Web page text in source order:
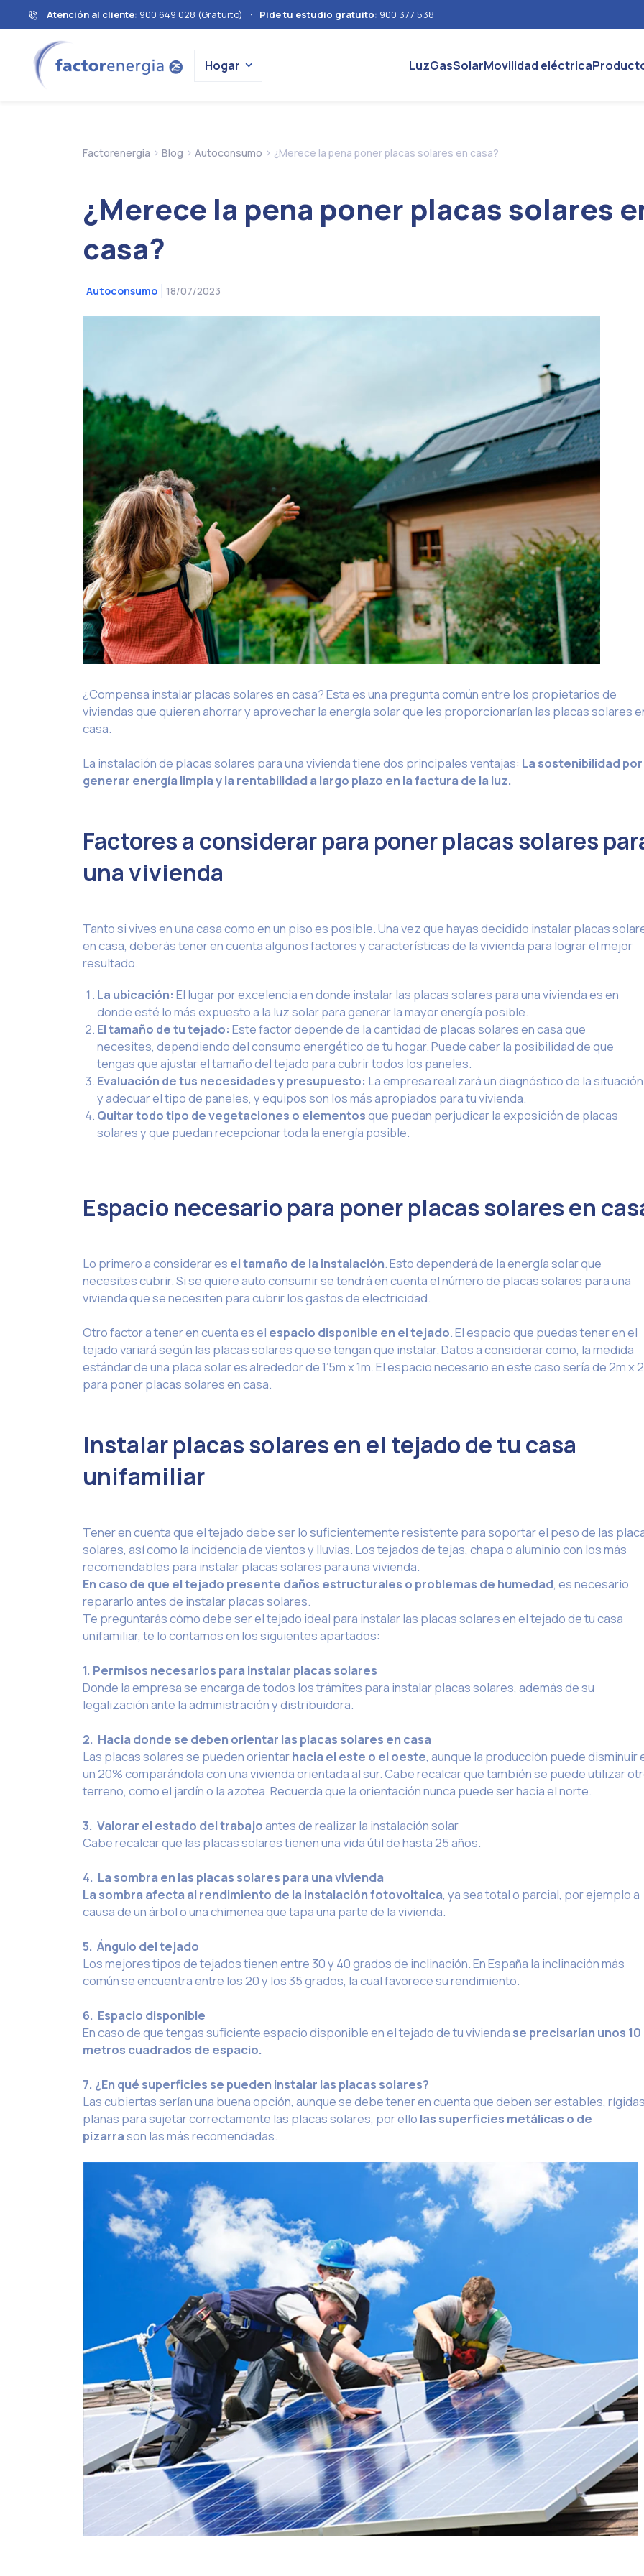
Atención al cliente: 900 649 028 (Gratuito) · Pide tu estudio gratuito: 900 377 538
Hogar LuzGasSolarMovilidad eléctrica
Factorenergia > Blog > Autoconsumo > ¿Merece la pena poner placas solares en casa?
¿Merece la pena poner placas solares
casa?
Autoconsumo 18/07/2023
¿Compensa instalar placas solares en casa? Esta es una pregunta común entre los propietarios de
viviendas que quieren ahorrar y aprovechar la energía solar que les proporcionarían las placas solares
casa.
La instalación de placas solares para una vivienda tiene dos principales ventajas: La sostenibilidad por
generar energía limpia y la rentabilidad a largo plazo en la factura de la luz.
Factores a considerar para poner placas solares
una vivienda
Tanto si vives en una casa como en un piso es posible. Una vez que hayas decidido instalar placas
en casa, deberás tener en cuenta algunos factores y características de la vivienda para lograr el mejor
resultado.
La ubicación: El lugar por excelencia en donde instalar las placas solares para una vivienda es en
donde esté lo más expuesto a la luz solar para generar la mayor energía posible.
El tamaño de tu tejado: Este factor depende de la cantidad de placas solares en casa que
necesites, dependiendo del consumo energético de tu hogar. Puede caber la posibilidad de que
tengas que ajustar el tamaño del tejado para cubrir todos los paneles.
Evaluación de tus necesidades y presupuesto: La empresa realizará un diagnóstico de la situación
y adecuar el tipo de paneles, y equipos son los más apropiados para tu vivienda.
Quitar todo tipo de vegetaciones o elementosque puedan perjudicar la exposición de placas
solares y que puedan recepcionar toda la energía posible.
Espacio necesario para poner placas solares en
Lo primero a considerar es el tamaño de la instalación. Esto dependerá de la energía solar que
necesites cubrir. Si se quiere auto consumirse tendrá en cuenta el número de placas solares para una
vivienda que se necesiten para cubrir los gastos de electricidad.
Otro factor a tener en cuenta es el espacio disponible en el tejado. El espacio que puedas tener en el
tejado variará según las placas solares que se tengan que instalar. Datos a considerar como, la medida
estándar de una placa solar es alrededor de 1’5m x 1m. El espacio necesario en este caso sería de 2m x
para poner placas solares en casa.
Instalar placas solares en el tejado de tu casa
unifamiliar
Tener en cuenta que el tejado debe ser lo suficientemente resistente para soportar el peso de las
solares, así como la incidencia de vientos y lluvias. Los tejados de tejas, chapa o aluminio con los más
recomendables para instalar placas solares para una vivienda.
En caso de que el tejado presente daños estructurales o problemas de humedad, es necesario
repararlo antes de instalar placas solares.
Te preguntarás cómo debe ser el tejado ideal para instalar las placas solares en el tejado de tu casa
unifamiliar, te lo contamos en los siguientes apartados:
1. Permisos necesarios para instalar placas solares
Donde la empresa se encarga de todos los trámites para instalar placas solares, además de su
legalización ante la administración y distribuidora.
2. Hacia donde se deben orientar las placas solares en casa
Las placas solaresse pueden orientarhacia el este o el oeste, aunque la producción puede disminuir
un 20% comparándola con una vivienda orientada al sur. Cabe recalcar que también se puede utilizar
terreno, como el jardín o la azotea. Recuerda que la orientación nunca puede ser hacia el norte.
3. Valorar el estado del trabajoantes de realizar la instalación solar
Cabe recalcar que las placas solares tienen una vida útil de hasta 25 años.
4. La sombra en las placas solares para una vivienda
La sombra afecta al rendimiento de la instalación fotovoltaica, ya sea total o parcial, por ejemplo a
causa de un árbol o una chimenea que tapa una parte de la vivienda.
5. Ángulo del tejado
Los mejores tipos de tejados tienen entre 30 y 40 grados de inclinación. En España la inclinación más
común se encuentra entre los 20 y los 35 grados, la cual favorece su rendimiento.
6. Espacio disponible
En caso de que tengas suficiente espacio disponible en el tejado de tu vivienda se precisarían unos 10
metros cuadrados de espacio.
7. ¿En qué superficies se pueden instalar las placas solares?
Las cubiertas serían una buena opción, aunque se debe tener en cuenta que deben ser estables,
planas para sujetar correctamente las placas solares, por ello las superficies metálicas o de
pizarrason las más recomendadas.